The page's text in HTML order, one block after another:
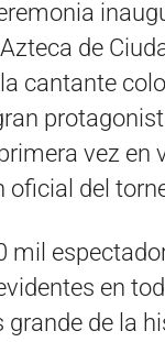
de
cantante
vez en
oficial del
mil
en
grande de la